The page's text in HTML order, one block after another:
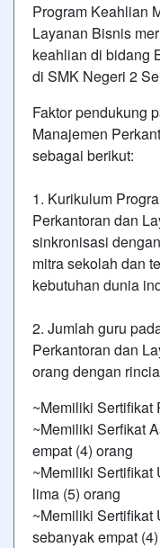
Program Keahlian
Layanan Bisnis
keahlian di bidang
di SMK Negeri 2
Faktor pendukung
Manajemen
sebagai berikut:
1. Kurikulum
Perkantoran dan
sinkronisasi
mitra sekolah dan
kebutuhan dunia
2. Jumlah guru
Perkantoran dan
orang dengan
~Memiliki Sertifikat
~Memiliki Serfikat
empat (4) orang
~Memiliki Sertifikat
lima (5) orang
~Memiliki Sertifikat
sebanyak empat